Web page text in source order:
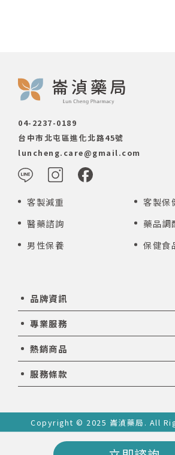
04-2237-0189
台中市北屯區進化北路45號
luncheng.care@gmail.com
客製減重
客製保
醫藥諮詢
藥品調
男性保養
保健食
品牌資訊
專業服務
熱銷商品
服務條款
Copyright © 2025 崙湞藥局. All